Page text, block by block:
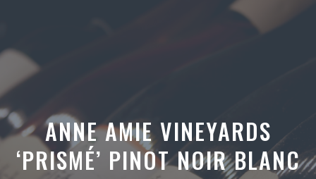
ANNE AMIE VINEYARDS
‘PRISMÉ’ PINOT NOIR BLANC